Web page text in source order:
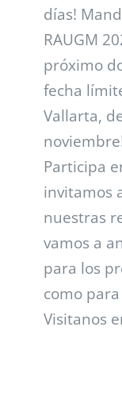
días!
RAUGM
próximo
fecha
Vallarta,
Participa
invitamos
nuestras
vamos a
para los
como
Visitanos